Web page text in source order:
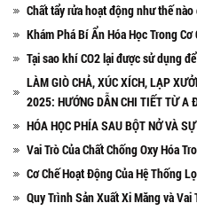
Chất tẩy rửa hoạt động như thế
Khám Phá Bí Ẩn Hóa Học Trong
Tại sao khí CO2 lại được sử dụng
LÀM GIÒ CHẢ, XÚC XÍCH, LẠP
2025: HƯỚNG DẪN CHI TIẾT TỪ A
HÓA HỌC PHÍA SAU BỘT NỞ VÀ
Vai Trò Của Chất Chống Oxy Hóa
Cơ Chế Hoạt Động Của Hệ Thống
Quy Trình Sản Xuất Xi Măng và Vai